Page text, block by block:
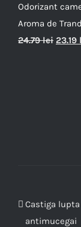
Odorizant
Aroma de
24.79lei 23.19
Castiga
antimucegai